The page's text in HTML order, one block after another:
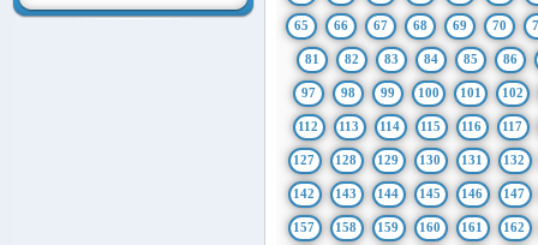
65 66 67 68 69 70
81 82 83 84 85 86
97 98 99 100 101 102
112 113 114 115 116 117
127 128 129 130 131 132
142 143 144 145 146 147
157 158 159 160 161 162